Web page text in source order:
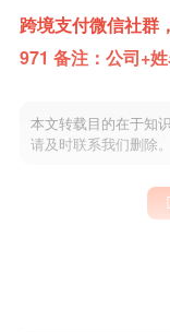
跨境支付微信社群
971 备注：公司+
本文转载目的在于知
请及时联系我们删除。